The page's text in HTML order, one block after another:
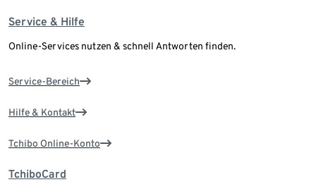
Service & Hilfe
Online-Services nutzen & schnell Antworten finden.
Service-Bereich
Hilfe & Kontakt
Tchibo Online-Konto
TchiboCard